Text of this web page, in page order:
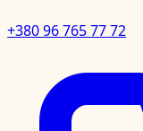
+380 96 765 77 72